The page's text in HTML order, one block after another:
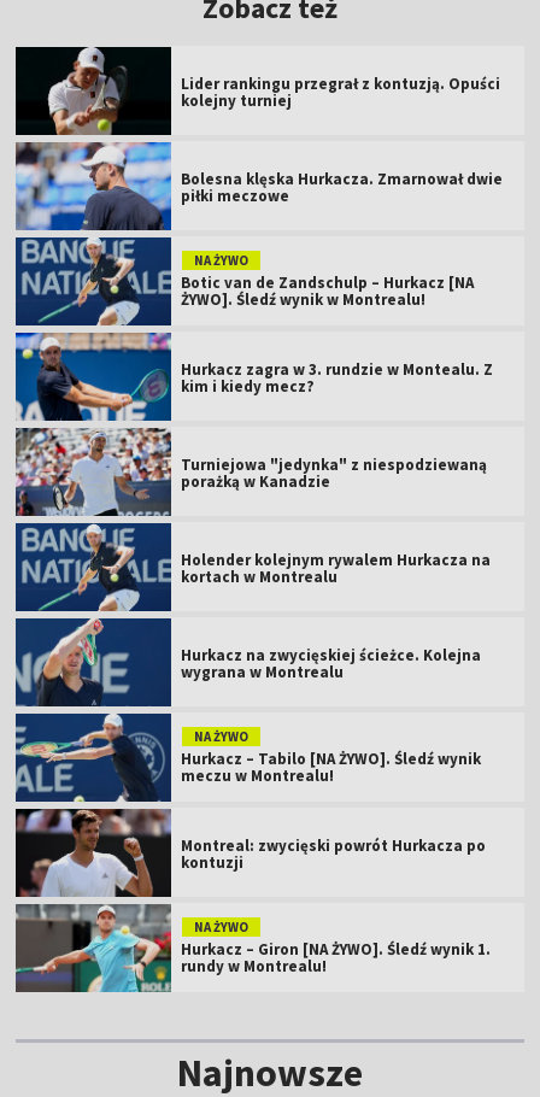
Zobacz też
Lider rankingu przegrał z kontuzją. Opuści
kolejny turniej
Bolesna klęska Hurkacza. Zmarnował dwie
piłki meczowe
NA ŻYWO
Botic van de Zandschulp – Hurkacz [NA
ŻYWO]. Śledź wynik w Montrealu!
Hurkacz zagra w 3. rundzie w Montealu. Z
kim i kiedy mecz?
Turniejowa "jedynka" z niespodziewaną
porażką w Kanadzie
Holender kolejnym rywalem Hurkacza na
kortach w Montrealu
Hurkacz na zwycięskiej ścieżce. Kolejna
wygrana w Montrealu
NA ŻYWO
Hurkacz – Tabilo [NA ŻYWO]. Śledź wynik
meczu w Montrealu!
Montreal: zwycięski powrót Hurkacza po
kontuzji
NA ŻYWO
Hurkacz – Giron [NA ŻYWO]. Śledź wynik 1.
rundy w Montrealu!
Najnowsze